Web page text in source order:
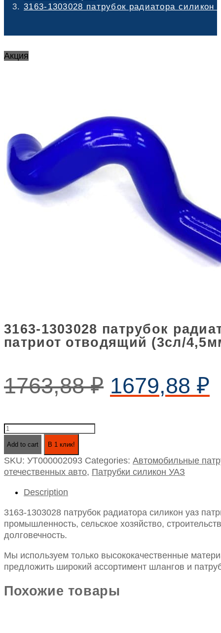
3163-1303028 патрубок радиатора
Акция
3163-1303028 патрубок
патриот отводящий (3сл/
1763,88₽ 1679,88 ₽
3163-
радиатора
силикон
патриот
отводящий
(3сл/4,5мм)
quantity
Add to cart В 1 клик!
SKU: УТ000002093 Categories: Автомобильные
отечественных авто, Патрубки силикон УАЗ
Description
3163-1303028 патрубок радиатора силикон уаз
промышленность, сельское хозяйство,
долговечность.
Мы используем только высококачественные
предложить широкий ассортимент шлангов и
Похожие товары